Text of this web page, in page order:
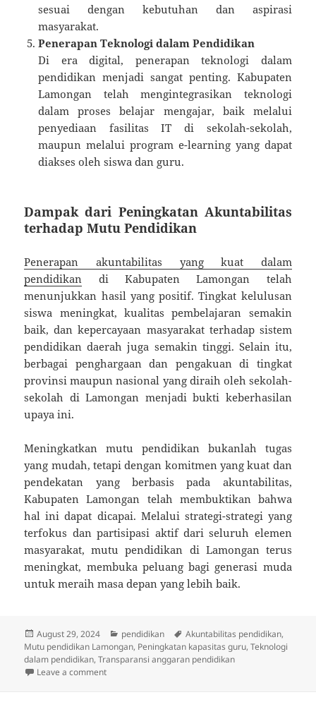
sesuai dengan kebutuhan dan aspirasi
masyarakat.
Penerapan Teknologi dalam Pendidikan
Di era digital, penerapan teknologi dalam
pendidikan menjadi sangat penting. Kabupaten
Lamongan telah mengintegrasikan teknologi
dalam proses belajar mengajar, baik melalui
penyediaan fasilitas IT di sekolah-sekolah,
maupun melalui program e-learning yang dapat
diakses oleh siswa dan guru.
Dampak dari Peningkatan Akuntabilitas
terhadap Mutu Pendidikan
Penerapan akuntabilitas yang kuat dalam
pendidikan
di Kabupaten Lamongan telah
menunjukkan hasil yang positif. Tingkat kelulusan
siswa meningkat, kualitas pembelajaran semakin
baik, dan kepercayaan masyarakat terhadap sistem
pendidikan daerah juga semakin tinggi. Selain itu,
berbagai penghargaan dan pengakuan di tingkat
provinsi maupun nasional yang diraih oleh sekolah-
sekolah di Lamongan menjadi bukti keberhasilan
upaya ini.
Meningkatkan mutu pendidikan bukanlah tugas
yang mudah, tetapi dengan komitmen yang kuat dan
pendekatan yang berbasis pada akuntabilitas,
Kabupaten Lamongan telah membuktikan bahwa
hal ini dapat dicapai. Melalui strategi-strategi yang
terfokus dan partisipasi aktif dari seluruh elemen
masyarakat, mutu pendidikan di Lamongan terus
meningkat, membuka peluang bagi generasi muda
untuk meraih masa depan yang lebih baik.
Posted
on
August 29, 2024 Categories
pendidikan Tags
Akuntabilitas pendidikan,
Mutu pendidikan Lamongan, Peningkatan kapasitas guru,Teknologi
dalam pendidikan,Transparansi anggaran pendidikan
Leave a commenton Meningkatkan Mutu Pendidikan di Lamongan